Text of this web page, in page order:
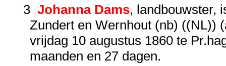
3 Johanna Dams, landbouwster,
Zundert en Wernhout (nb) ((NL))
vrijdag 10 augustus 1860 te
maanden en 27 dagen.